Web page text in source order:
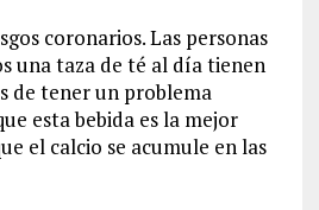
coronarios. Las personas
una taza de té al día tienen
de tener un problema
esta bebida es la mejor
el calcio se acumule en las